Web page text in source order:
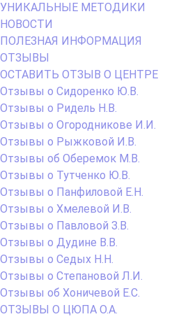
УНИКАЛЬНЫЕ МЕТОДИКИ
НОВОСТИ
ПОЛЕЗНАЯ ИНФОРМАЦИЯ
ОТЗЫВЫ
ОСТАВИТЬ ОТЗЫВ О ЦЕНТРЕ
Отзывы о Сидоренко Ю.В.
Отзывы о Ридель Н.В.
Отзывы о Огородникове И.И.
Отзывы о Рыжковой И.В.
Отзывы об Оберемок М.В.
Отзывы о Тутченко Ю.В.
Отзывы о Панфиловой Е.Н.
Отзывы о Хмелевой И.В.
Отзывы о Павловой З.В.
Отзывы о Дудине В.В.
Отзывы о Седых Н.Н.
Отзывы о Степановой Л.И.
Отзывы об Хоничевой Е.С.
ОТЗЫВЫ О ЦЮПА О.А.